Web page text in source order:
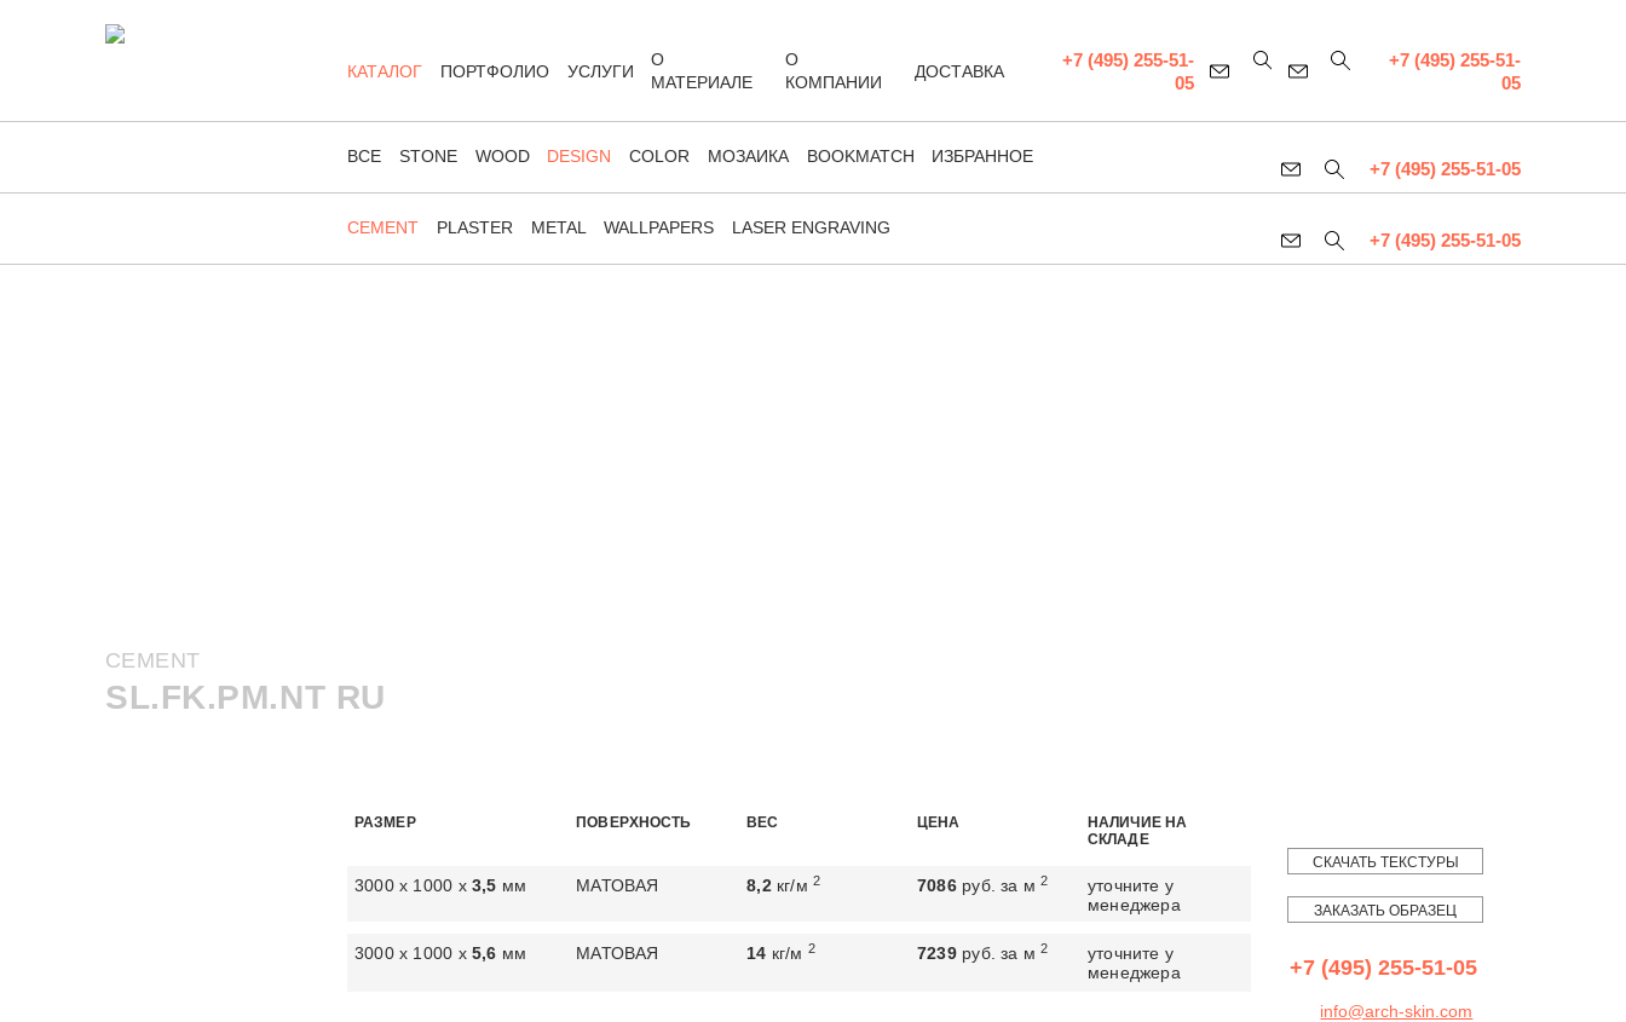
КАТАЛОГ
ВСЕ STONE WOOD DESIGN
CEMENT PLASTER METAL WALLPAPERS LASER ENGRAVING
+7 (495) 255-51-05
COLOR МОЗАИКА BOOKMATCH ИЗБРАННОЕ
+7 (495) 255-51-05
ПОРТФОЛИО УСЛУГИ
О
МАТЕРИАЛЕ
О
КОМПАНИИ
ДОСТАВКА
+7 (495) 255-51-
05
+7 (495) 255-51-
05
CEMENT
SL.FK.PM.NT RU
РАЗМЕР
3000 х 1000 х 3,5 мм
ПОВЕРХНОСТЬ
МАТОВАЯ
ВЕС
8,2кг/м2
ЦЕНА
7086руб. за м2
НАЛИЧИЕ НА
СКЛАДЕ
уточните у
менеджера
3000 х 1000 х 5,6 мм МАТОВАЯ 14 кг/м 2 7239руб. за м2
уточните у
менеджера
СКАЧАТЬ ТЕКСТУРЫ
ЗАКАЗАТЬ ОБРАЗЕЦ
+7 (495) 255-51-05
info@arch-skin.com